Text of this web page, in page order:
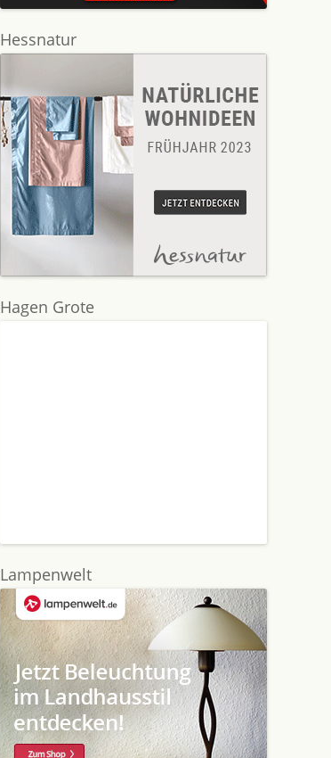
Hessnatur
Hagen Grote
Lampenwelt